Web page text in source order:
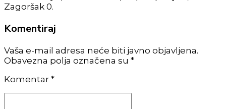
Zagoršak 0.
Komentiraj
Vaša e-mail adresa neće biti javno objavljena.
Obavezna polja označena su *
Komentar *